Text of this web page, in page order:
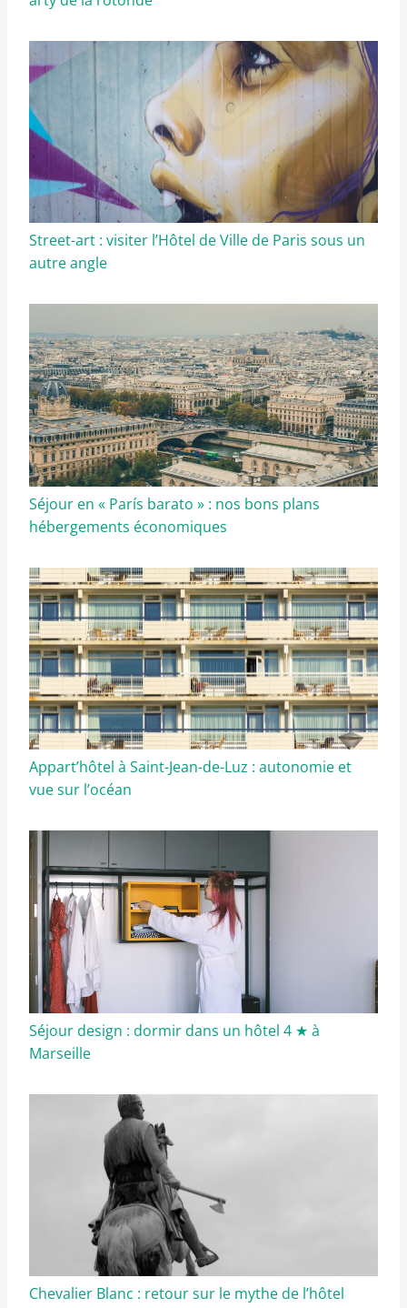
Street-art : visiter l’Hôtel de Ville de Paris sous un
autre angle
Séjour en « París barato » : nos bons plans
hébergements économiques
Appart’hôtel à Saint-Jean-de-Luz : autonomie et
vue sur l’océan
Séjour design : dormir dans un hôtel 4 ★ à
Marseille
Chevalier Blanc : retour sur le mythe de l’hôtel